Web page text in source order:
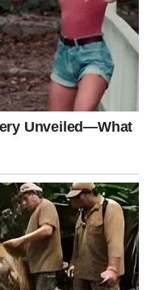
ili rada sa
viziji
Ako ostanete u
se usudite – dolazi
Nije trenutak za